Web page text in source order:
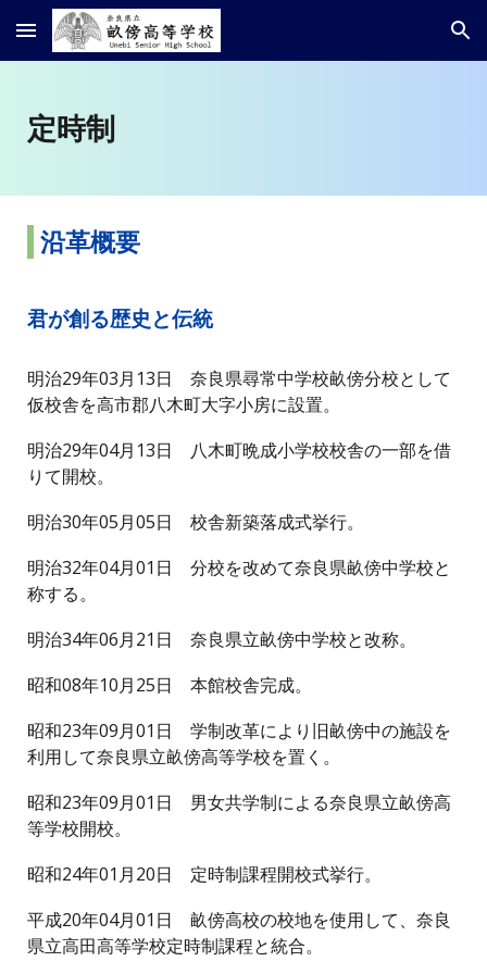
Skip to main content Skip to navigation
定時制
沿革概要
君が創る歴史と伝統
明治29年03月13日 奈良県尋常中学校畝傍分校として
仮校舎を高市郡八木町大字小房に設置。
明治29年04月13日 八木町晩成小学校校舎の一部を借
りて開校。
明治30年05月05日 校舎新築落成式挙行。
明治32年04月01日 分校を改めて奈良県畝傍中学校と
称する。
明治34年06月21日 奈良県立畝傍中学校と改称。
昭和08年10月25日 本館校舎完成。
昭和23年09月01日 学制改革により旧畝傍中の施設を
利用して奈良県立畝傍高等学校を置く。
昭和23年09月01日 男女共学制による奈良県立畝傍高
等学校開校。
昭和24年01月20日 定時制課程開校式挙行。
平成20年04月01日 畝傍高校の校地を使用して、奈良
県立高田高等学校定時制課程と統合。